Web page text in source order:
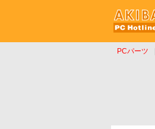
PCパーツ